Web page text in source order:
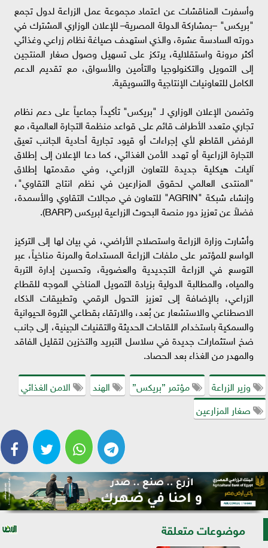
وأسفرت المناقشات عن اعتماد مجموعة عمل الزراعة لدول تجمع
"بريكس" –بمشاركة الدولة المصرية– للإعلان الوزاري المشترك في
دورته السادسة عشرة، والذي استهدف صياغة نظام زراعي وغذائي
أكثر مرونة واستقلالية، يرتكز على تسهيل وصول صغار المنتجين
إلى التمويل والتكنولوجيا والتأمين والأسواق، مع تقديم الدعم
الكامل للتعاونيات الإنتاجية والتسويقية.
وتضمن الإعلان الوزاري لـ "بريكس" تأكيداً جماعياً على دعم نظام
تجاري متعدد الأطراف قائم على قواعد منظمة التجارة العالمية، مع
الرفض القاطع لأي إجراءات أو قيود تجارية أحادية الجانب تعيق
التجارة الزراعية أو تهدد الأمن الغذائي، كما دعا الإعلان إلى إطلاق
آليات هيكلية جديدة للتعاون الزراعي، وفي مقدمتها إطلاق
"المنتدى العالمي لحقوق المزارعين في نظم انتاج التقاوي"،
وإنشاء شبكة "AGRIN" للتعاون في مجالات التقاوي والأسمدة،
فضلاً عن تعزيز دور منصة البحوث الزراعية لبريكس (BARP).
وأشارت وزارة الزراعة واستصلاح الأراضي، في بيان لها إلى التركيز
الواسع للمؤتمر على ملفات الزراعة المستدامة والمرنة مناخياً، عبر
التوسع في الزراعة التجديدية والعضوية، وتحسين إدارة التربة
والمياه، والمطالبة الدولية بزيادة التمويل المناخي الموجه للقطاع
الزراعي، بالإضافة إلى تعزيز التحول الرقمي وتطبيقات الذكاء
الاصطناعي والاستشعار عن بُعد، والارتقاء بقطاعي الثروة الحيوانية
والسمكية باستخدام اللقاحات الحديثة والتقنيات الجينية، إلى جانب
ضخ استثمارات جديدة في سلاسل التبريد والتخزين لتقليل الفاقد
والمهدر من الغذاء بعد الحصاد.
وزير الزراعة
مؤتمر ”بريكس” الهند
الامن الغذائي
صغار المزارعين
موضوعات متعلقة